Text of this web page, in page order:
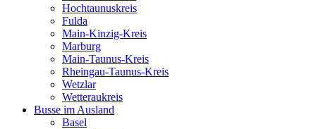
Hochtaunuskreis
Fulda
Main-Kinzig-Kreis
Marburg
Main-Taunus-Kreis
Rheingau-Taunus-Kreis
Wetzlar
Wetteraukreis
Busse im Ausland
Basel